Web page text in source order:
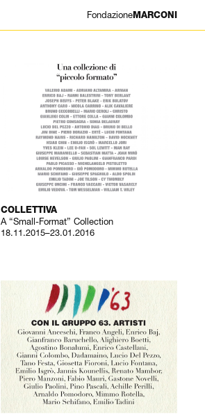
COLLETTIVA
A “Small-Format” Collection
18.11.2015–23.01.2016
FondazioneMARCONI